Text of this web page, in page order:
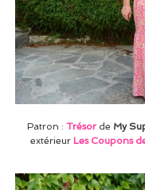
Patron : Trésor de My
extérieur Les Coupons